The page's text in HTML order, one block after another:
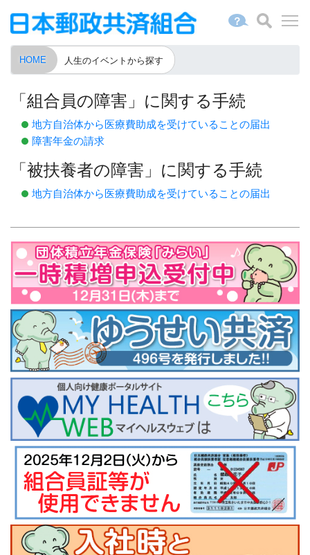
？
HOME 人生のイベントから探す
「組合員の障害」に関する手続
地方自治体から医療費助成を受けていることの届出
障害年金の請求
「被扶養者の障害」に関する手続
地方自治体から医療費助成を受けていることの届出